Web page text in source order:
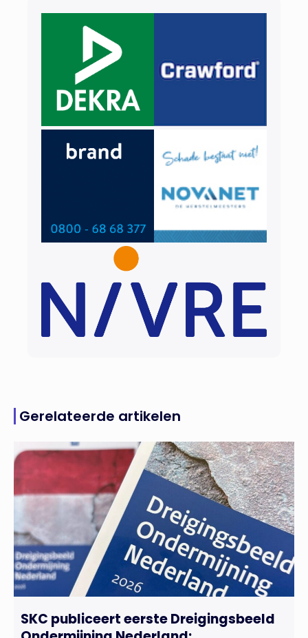
Gerelateerde artikelen
SKC publiceert eerste Dreigingsbeeld